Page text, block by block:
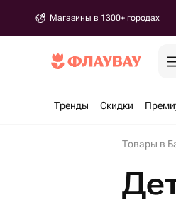
Магазины в 1300+ городах
Тренды Скидки
Товары в